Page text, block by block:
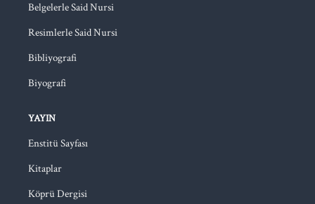
Belgelerle Said Nursi
Resimlerle Said Nursi
Bibliyografi
Biyografi
YAYIN
Enstitü Sayfası
Kitaplar
Köprü Dergisi